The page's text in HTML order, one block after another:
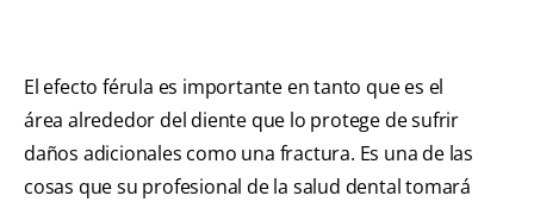
El efecto férula es importante en tanto que es el
área alrededor del diente que lo protege de sufrir
daños adicionales como una fractura. Es una de las
cosas que su profesional de la salud dental tomará